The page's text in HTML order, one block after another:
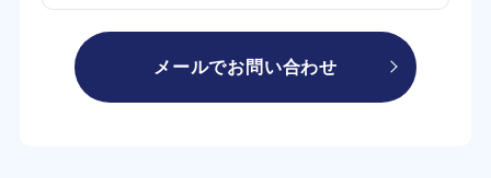
メールでお問い合わせ